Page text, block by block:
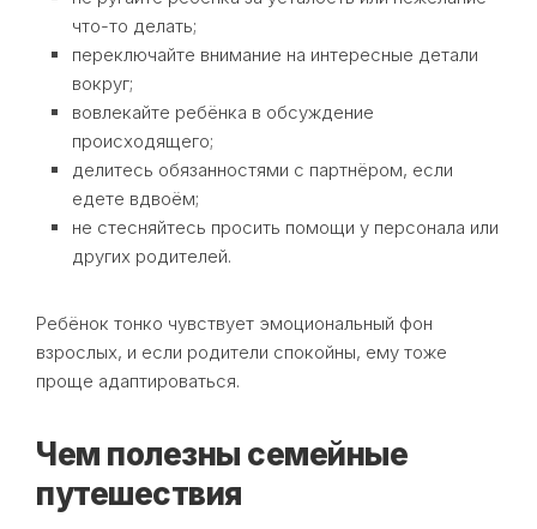
что-то делать;
переключайте внимание на интересные детали
вокруг;
вовлекайте ребёнка в обсуждение
происходящего;
делитесь обязанностями с партнёром, если
едете вдвоём;
не стесняйтесь просить помощи у персонала или
других родителей.
Ребёнок тонко чувствует эмоциональный фон
взрослых, и если родители спокойны, ему тоже
проще адаптироваться.
Чем полезны семейные
путешествия